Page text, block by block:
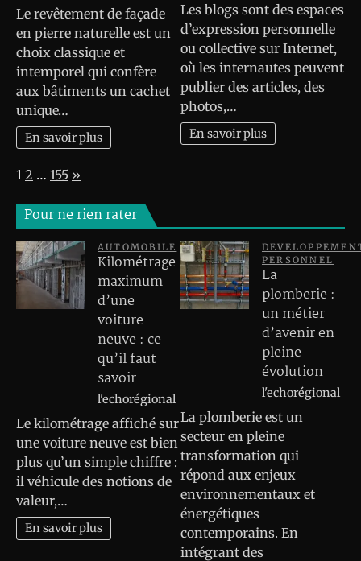
Le revêtement de façade
en pierre naturelle est un
choix classique et
intemporel qui confère
aux bâtiments un cachet
unique…
En savoir plus
Les blogs sont des espaces
d’expression personnelle
ou collective sur Internet,
où les internautes peuvent
publier des articles, des
photos,…
En savoir plus
Page:
1 2 … 155 Next
»
Pour ne rien rater
AUTOMOBILE
Kilométrage
maximum
d’une
voiture
neuve : ce
qu’il faut
savoir
l'echorégional
Le kilométrage affiché sur
une voiture neuve est bien
plus qu’un simple chiffre :
il véhicule des notions de
valeur,…
En savoir plus
PERSONNEL
La
plomberie :
un métier
d’avenir en
pleine
évolution
l'echorégional
La plomberie est un
secteur en pleine
transformation qui
répond aux enjeux
environnementaux et
énergétiques
contemporains. En
intégrant des